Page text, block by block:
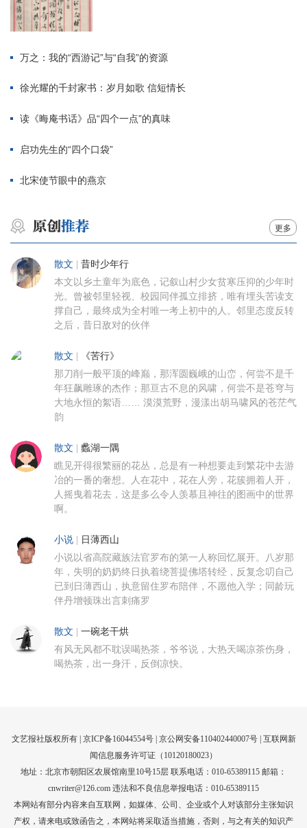
万之：我的“西游记”与“自我”的资源
徐光耀的千封家书：岁月如歌 信短情长
读《晦庵书话》品“四个一点”的真味
启功先生的“四个口袋”
北宋使节眼中的燕京
更多
散文 昔时少年行
本文以乡土童年为底色，记叙山村少女贫寒压抑的少年时
光。曾被邻里轻视、校园同伴孤立排挤，唯有埋头苦读支
撑自己，最终成为全村唯一考上初中的人。邻里态度反转
之后，昔日敌对的伙伴
散文 《苦行》
那刀削一般平顶的峰巅，那浑圆巍峨的山峦，何尝不是千
年狂飙雕琢的杰作；那亘古不息的风啸，何尝不是苍穹与
大地永恒的絮语…… 漠漠荒野，漫漾出胡马啸风的苍茫气
韵
散文 蠡湖一隅
瞧见开得很繁丽的花丛，总是有一种想要走到繁花中去游
冶的一番的奢想。人在花中，花在人旁，花簇拥着人开，
人摇曳着花去，这是多么令人羡慕且神往的图画中的世界
啊。
小说 日薄西山
小说以省高院藏族法官罗布的第一人称回忆展开。八岁那
年，失明的奶奶终日执着绕菩提佛塔转经，反复念叨自己
已到日薄西山，执意留住罗布陪伴，不愿他入学；同龄玩
伴丹增顿珠出言刺痛罗
散文 一碗老干烘
有风无风都不耽误喝热茶，爷爷说，大热天喝凉茶伤身，
喝热茶，出一身汗，反倒凉快。
文艺报社版权所有 | 京ICP备16044554号| 京公网安备110402440007号 | 互联网新
闻信息服务许可证（10120180023）
地址：北京市朝阳区农展馆南里10号15层 联系电话：010-65389115 邮箱：
cnwriter@126.com 违法和不良信息举报电话：010-65389115
本网站有部分内容来自互联网，如媒体、公司、企业或个人对该部分主张知识
产权，请来电或致函告之，本网站将采取适当措施，否则，与之有关的知识产